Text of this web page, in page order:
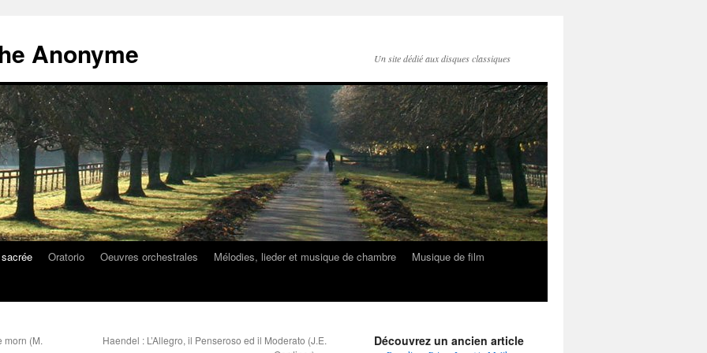
Anonyme Un site dédié aux disques classiques
Oratorio Oeuvres orchestrales Mélodies, lieder et musique de chambre
Musique de film
morn (M.
Haendel : L’Allegro, il Penseroso ed il Moderato (J.E.
Découvrez un ancien article